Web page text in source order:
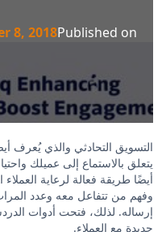
Published on
8, 2018
التسويق التحادثي والذي يُعرف
يتعلق بالاستماع إلى عميلك
أيضًا طريقة فعالة لرعاية
وفهم من تتفاعل معه وعدد
إرساله. لذلك، فتحت أدوات
جديدة مع العملاء.